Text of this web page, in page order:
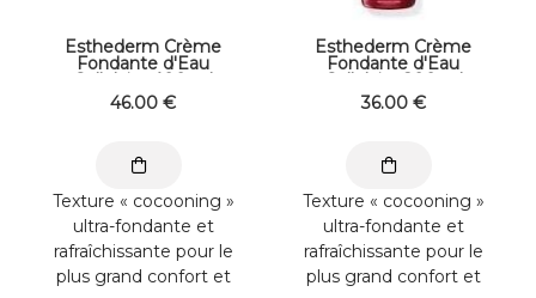
Esthederm Crème
Fondante d'Eau
Cellulaire 400 ml
Maxi Format offre non
cadeau
46.00 €
Texture « cocooning »
ultra-fondante et
rafraîchissante pour le
plus grand confort et
Esthederm Crème
Fondante d'Eau
Cellulaire 200 ml
36.00 €
Texture « cocooning »
ultra-fondante et
rafraîchissante pour le
plus grand confort et